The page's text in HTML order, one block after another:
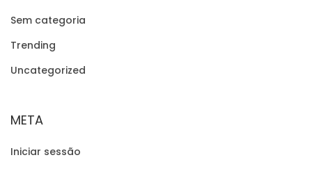
Sem categoria
Trending
Uncategorized
META
Iniciar sessão